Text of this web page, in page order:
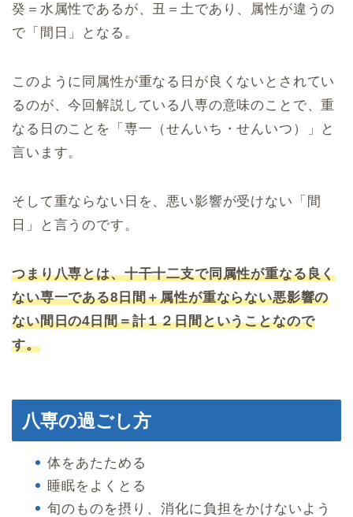
癸＝水属性であるが、丑＝土であり、属性が違うの
で「間日」となる。
このように同属性が重なる日が良くないとされてい
るのが、今回解説している八専の意味のことで、重
なる日のことを「専一（せんいち・せんいつ）」と
言います。
そして重ならない日を、悪い影響が受けない「間
日」と言うのです。
つまり八専とは、十干十二支で同属性が重なる良く
ない専一である8日間＋属性が重ならない悪影響の
ない間日の4日間＝計１２日間ということなので
す。
八専の過ごし方
体をあたためる
睡眠をよくとる
旬のものを摂り、消化に負担をかけないよう